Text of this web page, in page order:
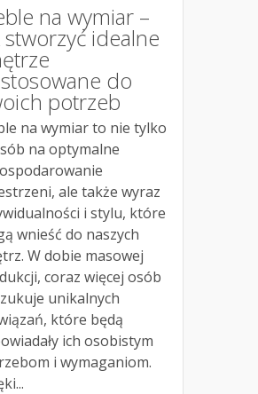
na wymiar –
stworzyć idealne
do
potrzeb
na wymiar to nie tylko
na optymalne
ale także wyraz
i stylu, które
wnieść do naszych
W dobie masowej
coraz więcej osób
unikalnych
które będą
ich osobistym
i wymaganiom.